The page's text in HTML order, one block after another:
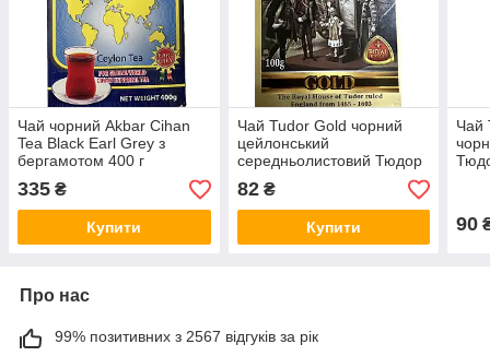
Чай чорний Akbar Cihan
Tea Black Earl Grey з
бергамотом 400 г
335 ₴
Купити
Чай Tudor Gold чорний
цейлонський
середньолистовий Тюдор
100 г
82₴
Купити
Чай
90
Про нас
99% позитивних з 2567 відгуків за рік